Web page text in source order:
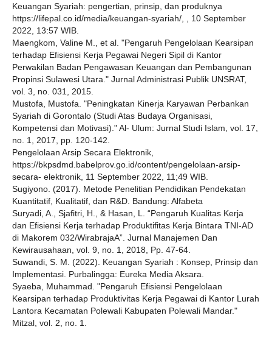
Keuangan Syariah: pengertian, prinsip, dan produknya
https://lifepal.co.id/media/keuangan-syariah/, , 10 September
2022, 13:57 WIB.
Maengkom, Valine M., et al. "Pengaruh Pengelolaan Kearsipan
terhadap Efisiensi Kerja Pegawai Negeri Sipil di Kantor
Perwakilan Badan Pengawasan Keuangan dan Pembangunan
Propinsi Sulawesi Utara." Jurnal Administrasi Publik UNSRAT,
vol. 3, no. 031, 2015.
Mustofa, Mustofa. "Peningkatan Kinerja Karyawan Perbankan
Syariah di Gorontalo (Studi Atas Budaya Organisasi,
Kompetensi dan Motivasi)." Al- Ulum: Jurnal Studi Islam, vol. 17,
no. 1, 2017, pp. 120-142.
Pengelolaan Arsip Secara Elektronik,
https://bkpsdmd.babelprov.go.id/content/pengelolaan-arsip-
secara- elektronik, 11 September 2022, 11;49 WIB.
Sugiyono. (2017). Metode Penelitian Pendidikan Pendekatan
Kuantitatif, Kualitatif, dan R&D. Bandung: Alfabeta
Suryadi, A., Sjafitri, H., & Hasan, L. “Pengaruh Kualitas Kerja
dan Efisiensi Kerja terhadap Produktifitas Kerja Bintara TNI-AD
di Makorem 032/WirabrajaA”. Jurnal Manajemen Dan
Kewirausahaan, vol. 9, no. 1, 2018, Pp. 47-64.
Suwandi, S. M. (2022). Keuangan Syariah : Konsep, Prinsip dan
Implementasi. Purbalingga: Eureka Media Aksara.
Syaeba, Muhammad. "Pengaruh Efisiensi Pengelolaan
Kearsipan terhadap Produktivitas Kerja Pegawai di Kantor Lurah
Lantora Kecamatan Polewali Kabupaten Polewali Mandar."
Mitzal, vol. 2, no. 1.